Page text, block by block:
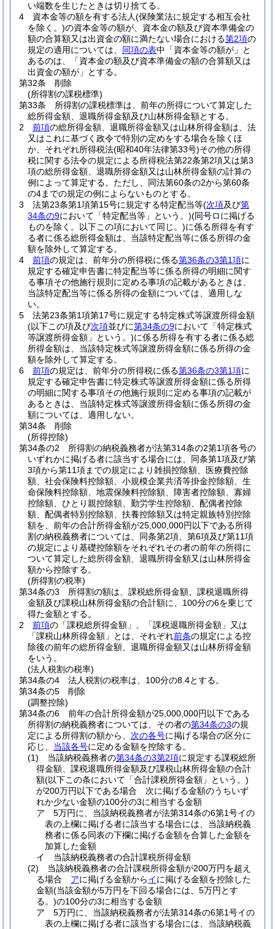
い端数を生じたときは切り捨てる。
4
資本金等の額を有する法人(保険業法に規定する相互会社
を除く。)の資本金等の額が、資本金の額及び資本準備金の
額の合算額又は出資金の額に満たない場合における第2項の
規定の適用については、 同項の表中「資本金等の額が」と
あるのは、「資本金の額及び資本準備金の額の合算額又は
出資金の額が」とする。
第32条
削除
(所得割の課税標準)
第33条
所得割の課税標準は、前年の所得について算定した
総所得金額、退職所得金額及び山林所得金額とする。
2
前項の総所得金額、退職所得金額又は山林所得金額は、法
又はこれに基づく政令で特別の定めをする場合を除くほ
か、それぞれ所得税法(昭和40年法律第33号)その他の所得
税に関する法令の規定による所得税法第22条第2項又は第3
項の総所得金額、退職所得金額又は山林所得金額の計算の
例によって算定する。 ただし、同法第60条の2から第60条
の4までの規定の例によらないものとする。
3
法第23条第1項第15号に規定する特定配当等(次項及び第
34条の9において「特定配当等」という。)(同号ロに掲げる
ものを除く。以下この項において同じ。)に係る所得を有す
る者に係る総所得金額は、当該特定配当等に係る所得の金
額を除外して算定する。
4
前項の規定は、前年分の所得税に係る第36条の3第1項に
規定する確定申告書に特定配当等に係る所得の明細に関す
る事項その他施行規則に定める事項の記載があるときは、
当該特定配当等に係る所得の金額については、適用しな
い。
5
法第23条第1項第17号に規定する特定株式等譲渡所得金額
(以下この項及び次項並びに第34条の9において「特定株式
等譲渡所得金額」という。)に係る所得を有する者に係る総
所得金額は、当該特定株式等譲渡所得金額に係る所得の金
額を除外して算定する。
6
前項の規定は、前年分の所得税に係る第36条の3第1項に
規定する確定申告書に特定株式等譲渡所得金額に係る所得
の明細に関する事項その他施行規則に定める事項の記載が
あるときは、当該特定株式等譲渡所得金額に係る所得の金
額については、適用しない。
第34条
削除
(所得控除)
第34条の2
所得割の納税義務者が法第314条の2第1項各号の
いずれかに掲げる者に該当する場合には、同条第1項及び第
3項から第11項までの規定により雑損控除額、医療費控除
額、社会保険料控除額、小規模企業共済等掛金控除額、生
命保険料控除額、地震保険料控除額、障害者控除額、寡婦
控除額、ひとり親控除額、勤労学生控除額、配偶者控除
額、配偶者特別控除額、扶養控除額又は特定親族特別控除
額を、前年の合計所得金額が25,000,000円以下である所得
割の納税義務者については、同条第2項、第6項及び第11項
の規定により基礎控除額をそれぞれその者の前年の所得に
ついて算定した総所得金額、退職所得金額又は山林所得金
額から控除する。
(所得割の税率)
第34条の3
所得割の額は、課税総所得金額、課税退職所得
金額及び課税山林所得金額の合計額に、100分の6を乗じて
得た金額とする。
2
前項の「課税総所得金額」、「課税退職所得金額」又は
「課税山林所得金額」とは、それぞれ前条の規定による控
除後の前年の総所得金額、退職所得金額又は山林所得金額
をいう。
(法人税割の税率)
第34条の4
法人税割の税率は、100分の8.4とする。
第34条の5
削除
(調整控除)
第34条の6
前年の合計所得金額が25,000,000円以下である
所得割の納税義務者については、その者の第34条の3の規
定による所得割の額から、 次の各号に掲げる場合の区分に
応じ、 当該各号に定める金額を控除する。
(1)
当該納税義務者の第34条の3第2項に規定する課税総所
得金額、課税退職所得金額及び課税山林所得金額の合計
額(以下この条において「合計課税所得金額」という。)
が200万円以下である場合 次に掲げる金額のうちいず
れか少ない金額の100分の3に相当する金額
ア
5万円に、当該納税義務者が法第314条の6第1号イの
表の上欄に掲げる者に該当する場合には、当該納税義
務者に係る同表の下欄に掲げる金額を合算した金額を
加算した金額
イ
当該納税義務者の合計課税所得金額
(2)
当該納税義務者の合計課税所得金額が200万円を超え
る場合 アに掲げる金額からイに掲げる金額を控除した
金額(当該金額が5万円を下回る場合には、5万円とす
る。)の100分の3に相当する金額
ア
5万円に、当該納税義務者が法第314条の6第1号イの
表の上欄に掲げる者に該当する場合には、当該納税義